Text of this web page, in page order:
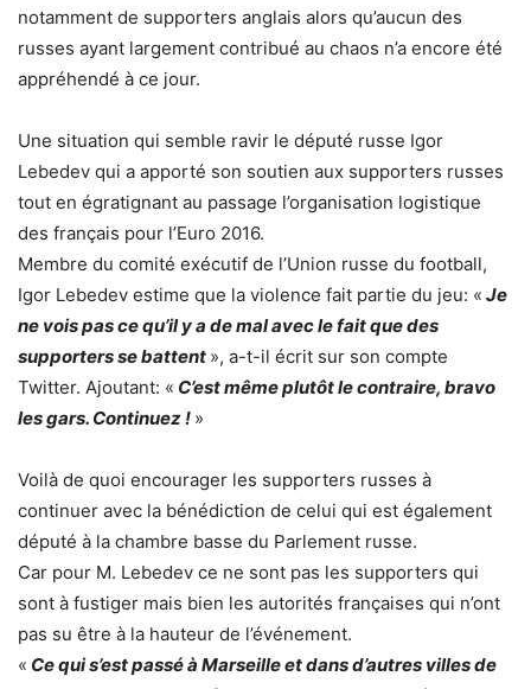
notamment de supporters anglais alors qu’aucun des
russes ayant largement contribué au chaos n’a encore été
appréhendé à ce jour.
Une situation qui semble ravir le député russe Igor
Lebedev qui a apporté son soutien aux supporters russes
tout en égratignant au passage l’organisation logistique
des français pour l’Euro 2016.
Membre du comité exécutif de l’Union russe du football,
Igor Lebedev estime que la violence fait partie du jeu: « Je
ne vois pas ce qu’il y a de mal avec le fait que des
supporters se battent », a-t-il écrit sur son compte
Twitter. Ajoutant: « C’est même plutôt le contraire, bravo
les gars. Continuez ! »
Voilà de quoi encourager les supporters russes à
continuer avec la bénédiction de celui qui est également
député à la chambre basse du Parlement russe.
Car pour M. Lebedev ce ne sont pas les supporters qui
sont à fustiger mais bien les autorités françaises qui n’ont
pas su être à la hauteur de l’événement.
« Ce qui s’est passé à Marseille et dans d’autres villes de